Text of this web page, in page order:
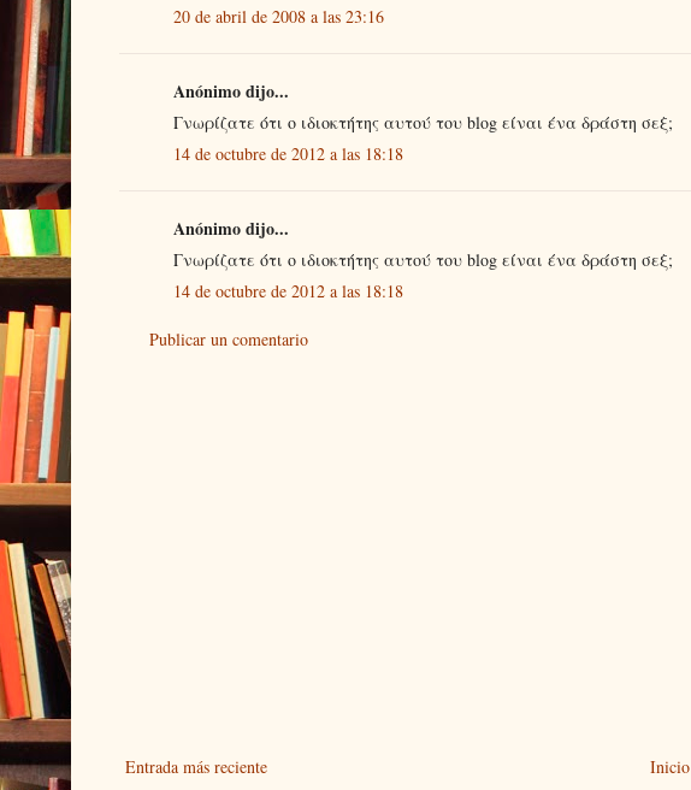
20 de abril de 2008 a las 23:16
Anónimo dijo...
Γνωρίζατε ότι ο ιδιοκτήτης αυτού του blog είναι ένα δράστη σεξ;
14 de octubre de 2012 a las 18:18
Anónimo dijo...
Γνωρίζατε ότι ο ιδιοκτήτης αυτού του blog είναι ένα δράστη σεξ;
14 de octubre de 2012 a las 18:18
Publicar un comentario
Entrada más reciente
Inicio